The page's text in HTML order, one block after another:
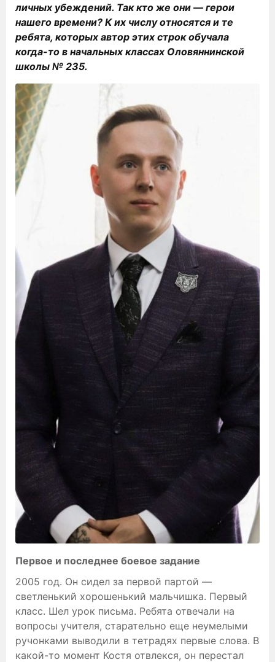
личных убеждений. Так кто же они — герои
нашего времени? К их числу относятся и те
ребята, которых автор этих строк обучала
когда-то в начальных классах Оловяннинской
школы № 235.
Первое и последнее боевое задание
2005 год. Он сидел за первой партой —
светленький хорошенький мальчишка. Первый
класс. Шел урок письма. Ребята отвечали на
вопросы учителя, старательно еще неумелыми
ручонками выводили в тетрадях первые слова. В
какой-то момент Костя отвлекся, он перестал